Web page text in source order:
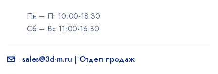
Пн – Пт 10:00-18:30
Сб – Вс 11:00-16:30
sales@3d-m.ru | Отдел продаж